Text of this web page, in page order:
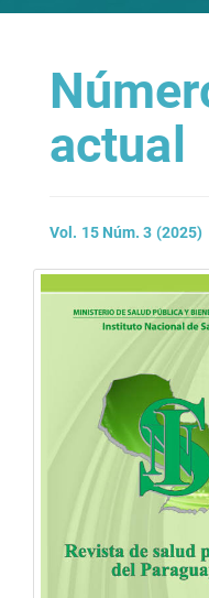
actual
Vol. 15 Núm. 3 (2025)